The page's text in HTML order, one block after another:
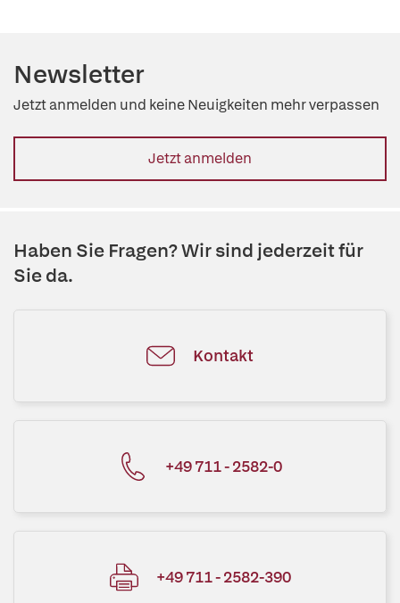
Newsletter
Jetzt anmelden und keine Neuigkeiten mehr verpassen
Jetzt anmelden
Haben Sie Fragen? Wir sind jederzeit für
Sie da.
Kontakt
+49 711 - 2582-0
+49 711 - 2582-390